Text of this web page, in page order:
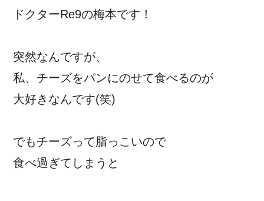
ドクターRe9の梅本です！
突然なんですが、
私、チーズをパンにのせて食べるのが
大好きなんです(笑)
でもチーズって脂っこいので
食べ過ぎてしまうと